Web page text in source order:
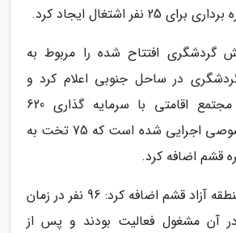
نفر اشتغال ایجاد کرد.
افتتاح شده را مربوط به
در ساحل جنوبی اعلام کرد و
گفت: توسعه این مجتمع اقامتی با سرمایه گذاری 620
میلیاردی بخش خصوصی اجرایی شده است که 75 تخت به
قشم اضافه کرد.
سرپرست سازمان منطقه آزاد قشم اضافه کرد: 96 نفر در زمان
آن مشغول فعالیت بودند و پس از